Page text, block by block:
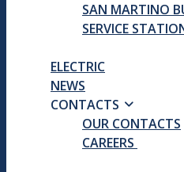
SAN MARTINO
SERVICE
ELECTRIC
NEWS
CONTACTS
OUR CONTACTS
CAREERS